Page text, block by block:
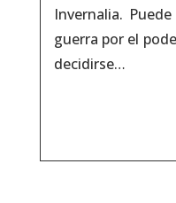
Invernalia.
guerra por el
decidirse…